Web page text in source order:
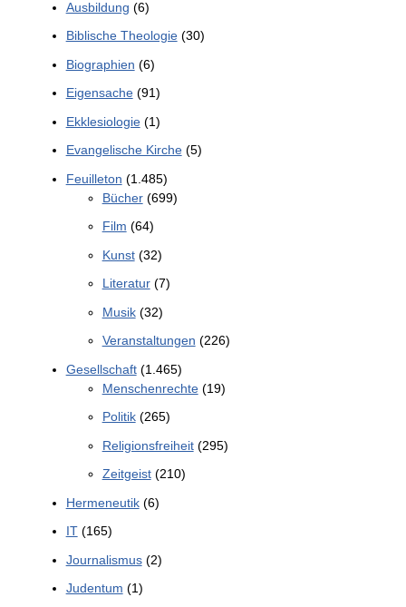
Ausbildung (6)
Biblische Theologie(30)
Biographien (6)
Eigensache(91)
Ekklesiologie(1)
Evangelische Kirche(5)
Feuilleton (1.485)
Bücher(699)
Film (64)
Kunst(32)
Literatur(7)
Musik(32)
Veranstaltungen (226)
Gesellschaft(1.465)
Menschenrechte(19)
Politik(265)
Religionsfreiheit(295)
Zeitgeist(210)
Hermeneutik(6)
IT(165)
Journalismus(2)
Judentum (1)